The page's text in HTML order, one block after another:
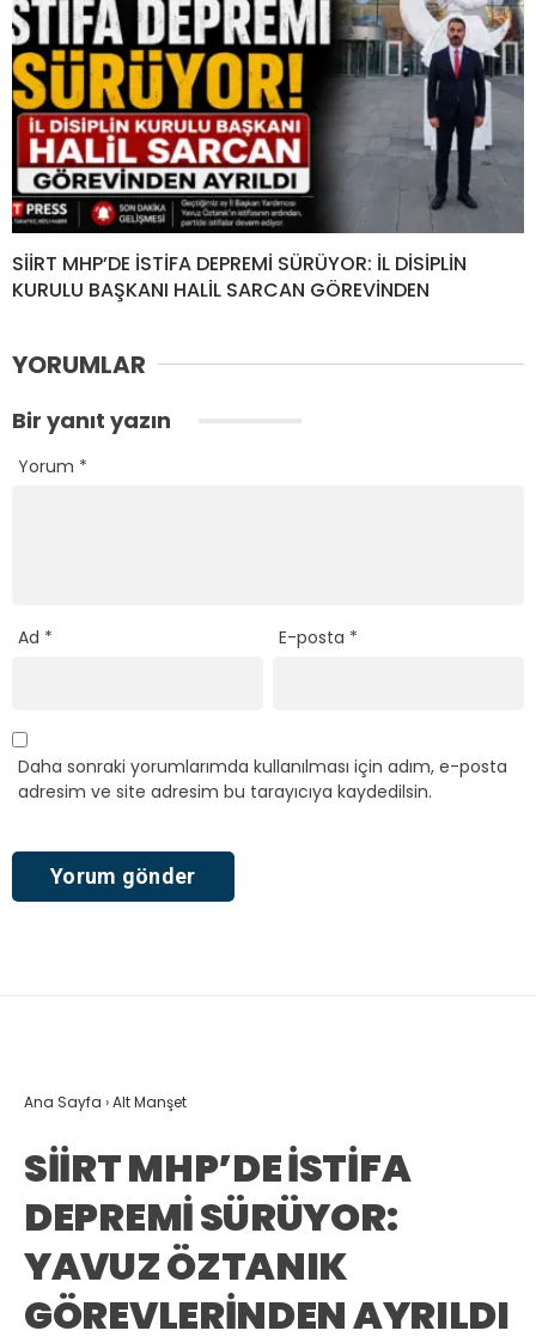
SİİRT MHP’DE İSTİFA DEPREMİ SÜRÜYOR: İL DİSİPLİN
KURULU BAŞKANI HALİL SARCAN GÖREVİNDEN
YORUMLAR
Bir yanıt yazın
Yorum *
Ad * E-posta *
Daha sonraki yorumlarımda kullanılması için adım, e-posta
adresim ve site adresim bu tarayıcıya kaydedilsin.
Ana Sayfa ›Alt Manşet
SİİRT MHP’DE İSTİFA
DEPREMİ SÜRÜYOR:
YAVUZ ÖZTANIK
GÖREVLERİNDEN AYRILDI